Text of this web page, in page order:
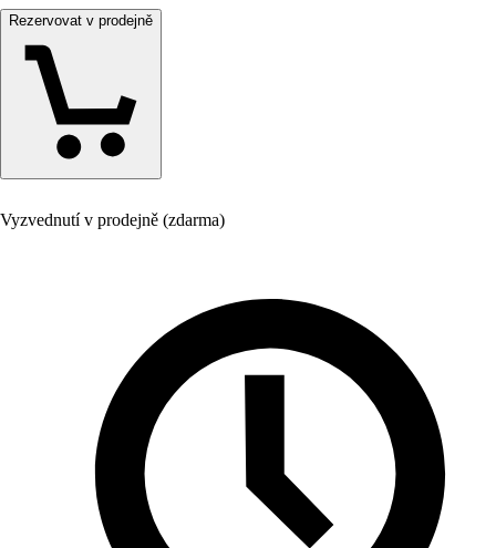
Rezervovat v prodejně
Vyzvednutí v prodejně (zdarma)